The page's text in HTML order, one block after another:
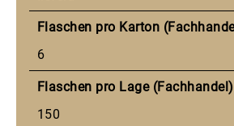
Flaschen pro Karton
6
Flaschen pro Lage
150